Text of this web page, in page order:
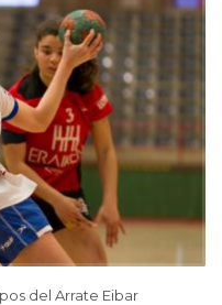
del Arrate Eibar